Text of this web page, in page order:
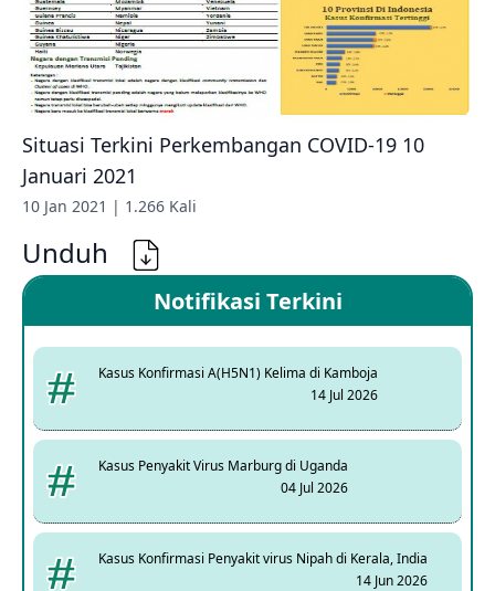
Situasi Terkini Perkembangan COVID-19 10
Januari 2021
10 Jan 2021 | 1.266 Kali
Unduh
Notifikasi Terkini
Kasus Konfirmasi A(H5N1) Kelima di Kamboja
14 Jul 2026
Kasus Penyakit Virus Marburg di Uganda
04 Jul 2026
Kasus Konfirmasi Penyakit virus Nipah di Kerala, India
14 Jun 2026